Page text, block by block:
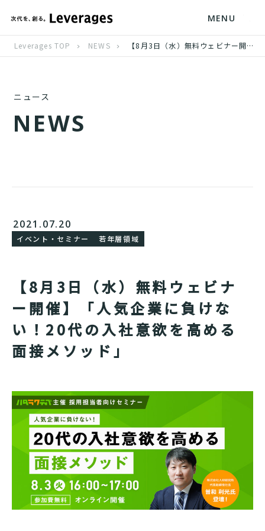
MENU
Leverages TOP NEWS 【8月3日（水）無料ウェビナー開催】「人気企業に負けない！20代の入社意欲を高める面接メソッド」
ニュース
NEWS
2021.07.20
イベント・セミナー 若年層領域
【8月3日（水）無料ウェビナ
ー開催】「人気企業に負けな
い！20代の入社意欲を高める
面接メソッド」